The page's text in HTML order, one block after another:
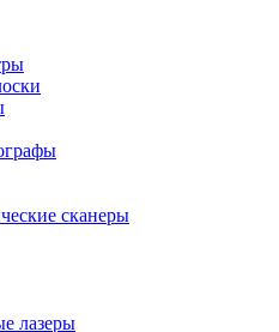
сканеры
лазеры